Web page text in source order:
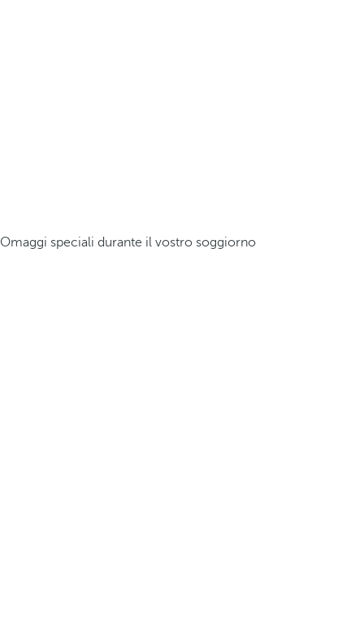
Omaggi speciali durante il vostro soggiorno